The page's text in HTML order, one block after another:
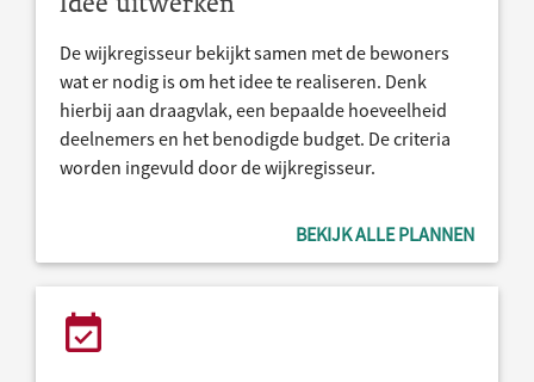
De wijkregisseur bekijkt samen met de bewoners
wat er nodig is om het idee te realiseren. Denk
hierbij aan draagvlak, een bepaalde hoeveelheid
deelnemers en het benodigde budget. De criteria
worden ingevuld door de wijkregisseur.
BEKIJK ALLE PLANNEN